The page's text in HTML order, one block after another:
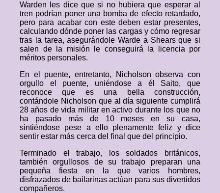
Warden les dice que si no hubiera que esperar al
tren podrían poner una bomba de efecto retardado,
pero para acabar con este deben estar presentes,
calculando dónde poner las cargas y cómo regresar
tras la tarea, asegurándole Warde a Shears que si
salen de la misión le conseguirá la licencia por
méritos personales.
En el puente, entretanto, Nicholson observa con
orgullo el puente, uniéndose a él Saito, que
reconoce que es una bella construcción,
contándole Nicholson que al día siguiente cumplirá
28 años de vida militar en activo durante los que no
ha pasado más de 10 meses en su casa,
sintiéndose pese a ello plenamente feliz y dice
sentir estar más cerca del final que del principio.
Terminado el trabajo, los soldados británicos,
también orgullosos de su trabajo preparan una
pequeña fiesta en la que varios hombres,
disfrazados de bailarinas actúan para sus divertidos
compañeros.